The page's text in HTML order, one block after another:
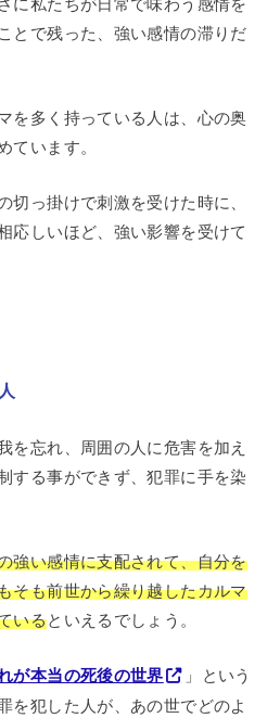
とで残った、強い感情の滞りだ
を多く持っている人は、心の奥
ています。
っ掛けで刺激を受けた時に、
応しいほど、強い影響を受けて
を忘れ、周囲の人に危害を加え
する事ができず、犯罪に手を染
強い感情に支配されて、自分を
そも前世から繰り越したカルマ
いるといえるでしょう。
が本当の死後の世界
」という
を犯した人が、あの世でどのよ